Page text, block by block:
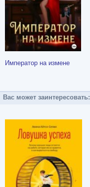
Император на измене
Вас может заинтересовать: